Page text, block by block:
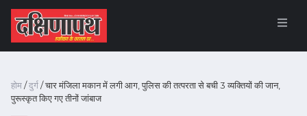
होम/दुर्ग/ चार मंजिला मकान में लगी आग, पुलिस की तत्परता से बची 3 व्यक्तियों की जान,
पुरूस्कृत किए गए तीनों जांबाज